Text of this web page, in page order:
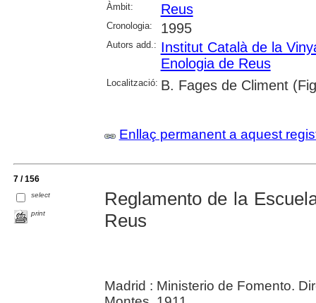
Àmbit:
Reus
Cronologia: 1995
Autors add.: Institut Català de la
Enologia de Reus
Localització: B. Fages de Climent
Enllaç permanent a aquest
7 / 156
select
print
Reglamento de la
Reus
Madrid : Ministerio de Fomento.